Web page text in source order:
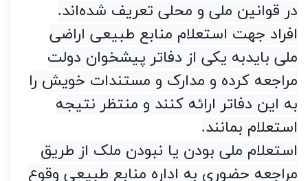
در قوانین ملی و محلی تعریف شده‌اند.
افراد جهت استعلام منابع طبیعی اراضی
ملی بایدبه یکی از دفاتر پیشخوان دولت
مراجعه کرده و مدارک و مستندات خویش را
به این دفاتر ارائه کنند و منتظر نتیجه
استعلام بمانند.
استعلام ملی بودن یا نبودن ملک از طریق
مراجعه حضوری به اداره منابع طبیعی وقوع